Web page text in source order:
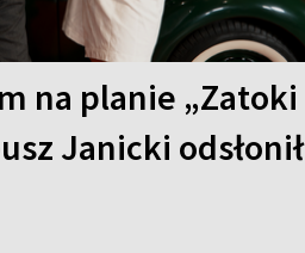
na planie „Zatoki
Janicki odsłonił